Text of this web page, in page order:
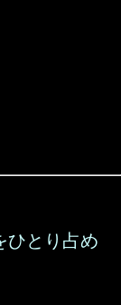
ひとり占め